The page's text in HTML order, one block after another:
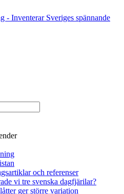
och referenser
vi tre svenska dagfjärilar?
ger större variation